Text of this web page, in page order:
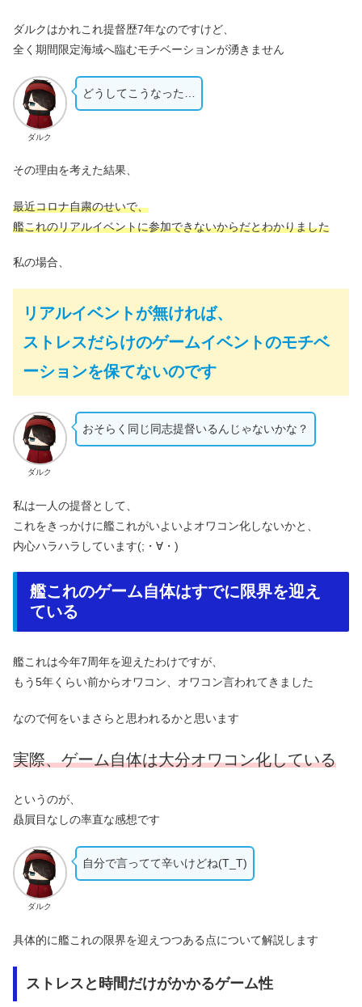
ダルクはかれこれ提督歴7年なのですけど、
全く期間限定海域へ臨むモチベーションが湧きません
ダルク
どうしてこうなった…
その理由を考えた結果、
最近コロナ自粛のせいで、
艦これのリアルイベントに参加できないからだとわかりました
私の場合、
リアルイベントが無ければ、
ストレスだらけのゲームイベントのモチベ
ーションを保てないのです
ダルク
おそらく同じ同志提督いるんじゃないかな？
私は一人の提督として、
これをきっかけに艦これがいよいよオワコン化しないかと、
内心ハラハラしています(;・∀・)
艦これのゲーム自体はすでに限界を迎え
ている
艦これは今年7周年を迎えたわけですが、
もう5年くらい前からオワコン、オワコン言われてきました
なので何をいまさらと思われるかと思います
実際、ゲーム自体は大分オワコン化している
というのが、
贔屓目なしの率直な感想です
ダルク
自分で言ってて辛いけどね(T_T)
具体的に艦これの限界を迎えつつある点について解説します
ストレスと時間だけがかかるゲーム性